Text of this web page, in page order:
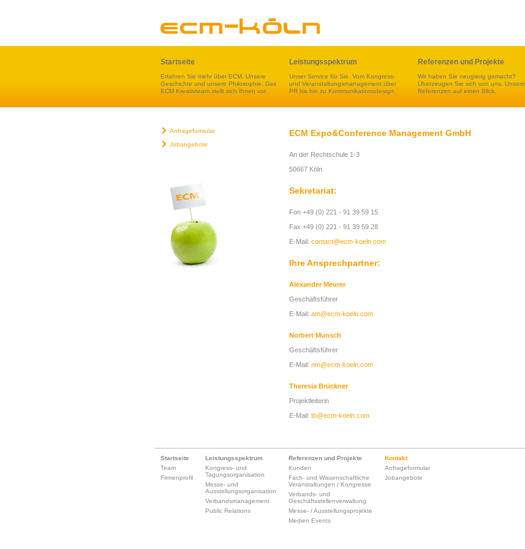
Startseite
Erfahren Sie mehr über ECM. Unsere
Geschichte und unsere Philosophie. Das
ECM Kreativteam stellt sich Ihnen vor.
Leistungsspektrum
Unser Service für Sie. Vom Kongress-
und Veranstaltungsmanagement über
PR bis hin zu Kommunikationsdesign.
Referenzen und Projekte
Wir haben Sie neugierig gemacht?
Überzeugen Sie sich von uns. Unsere
Referenzen auf einen Blick.
Anfrageformular
Jobangebote
ECM Expo&Conference Management GmbH
An der Rechtschule 1-3
50667 Köln
Sekretariat:
Fon +49 (0) 221 - 91 39 59 15
Fax +49 (0) 221 - 91 39 59 28
E-Mail: contact@ecm-koeln.com
Ihre Ansprechpartner:
Alexander Meurer
Geschäftsführer
E-Mail: am@ecm-koeln.com
Norbert Munsch
Geschäftsführer
E-Mail: nm@ecm-koeln.com
Theresia Brückner
Projektleiterin
E-Mail: tb@ecm-koeln.com
Startseite
Team
Firmenprofil
Leistungsspektrum
Kongress- und
Tagungsorganisation
Messe- und
Ausstellungsorganisation
Verbandsmanagement
Public Relations
Referenzen und Projekte
Kunden
Fach- und Wissenschaftliche
Veranstaltungen / Kongresse
Verbands- und
Geschäftsstellenverwaltung
Messe- / Ausstellungsprojekte
Medien Events
Kontakt
Anfrageformular
Jobangebote